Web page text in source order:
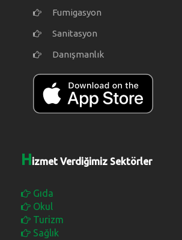
Fumigasyon
Sanitasyon
Danışmanlık
H izmet Verdiğimiz Sektörler
Gıda
Okul
Turizm
Sağlık